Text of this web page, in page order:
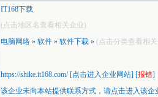
IT168下载
(点击地区名查看相关企业)
电脑网络 » 软件 » 软件下载 » (点击分类查看相
https://shike.it168.com/[点击进入企业网站] [报错]
该企业未向本站提供联系方式， 请点击进入该企